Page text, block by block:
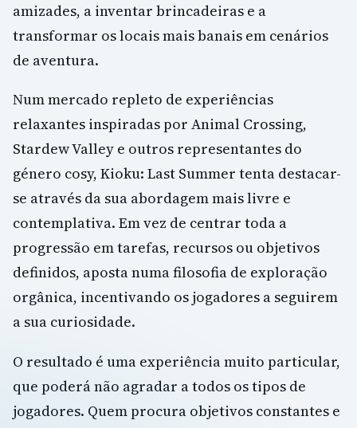
amizades, a inventar brincadeiras e a
transformar os locais mais banais em cenários
de aventura.
Num mercado repleto de experiências
relaxantes inspiradas por Animal Crossing,
Stardew Valley e outros representantes do
género cosy, Kioku: Last Summer tenta destacar-
se através da sua abordagem mais livre e
contemplativa. Em vez de centrar toda a
progressão em tarefas, recursos ou objetivos
definidos, aposta numa filosofia de exploração
orgânica, incentivando os jogadores a seguirem
a sua curiosidade.
O resultado é uma experiência muito particular,
que poderá não agradar a todos os tipos de
jogadores. Quem procura objetivos constantes e